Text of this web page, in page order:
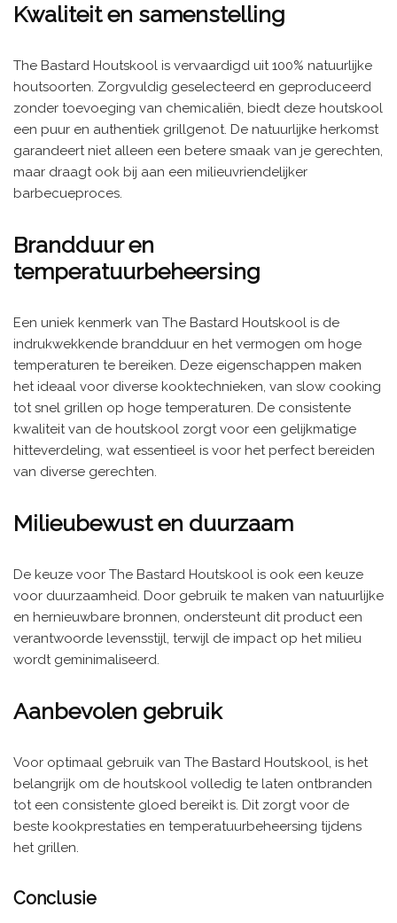
Kwaliteit en samenstelling
The Bastard Houtskool is vervaardigd uit 100% natuurlijke
houtsoorten. Zorgvuldig geselecteerd en geproduceerd
zonder toevoeging van chemicaliën, biedt deze houtskool
een puur en authentiek grillgenot. De natuurlijke herkomst
garandeert niet alleen een betere smaak van je gerechten,
maar draagt ook bij aan een milieuvriendelijker
barbecueproces.
Brandduur en
temperatuurbeheersing
Een uniek kenmerk van The Bastard Houtskool is de
indrukwekkende brandduur en het vermogen om hoge
temperaturen te bereiken. Deze eigenschappen maken
het ideaal voor diverse kooktechnieken, van slow cooking
tot snel grillen op hoge temperaturen. De consistente
kwaliteit van de houtskool zorgt voor een gelijkmatige
hitteverdeling, wat essentieel is voor het perfect bereiden
van diverse gerechten.
Milieubewust en duurzaam
De keuze voor The Bastard Houtskool is ook een keuze
voor duurzaamheid. Door gebruik te maken van natuurlijke
en hernieuwbare bronnen, ondersteunt dit product een
verantwoorde levensstijl, terwijl de impact op het milieu
wordt geminimaliseerd.
Aanbevolen gebruik
Voor optimaal gebruik van The Bastard Houtskool, is het
belangrijk om de houtskool volledig te laten ontbranden
tot een consistente gloed bereikt is. Dit zorgt voor de
beste kookprestaties en temperatuurbeheersing tijdens
het grillen.
Conclusie